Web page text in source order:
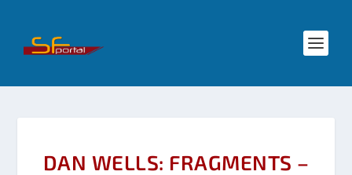
DAN WELLS: FRAGMENTS –